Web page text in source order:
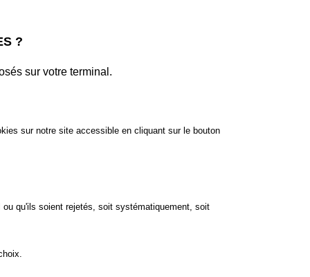
?
sur votre terminal.
sur notre site accessible en cliquant sur le bouton
qu'ils soient rejetés, soit systématiquement, soit